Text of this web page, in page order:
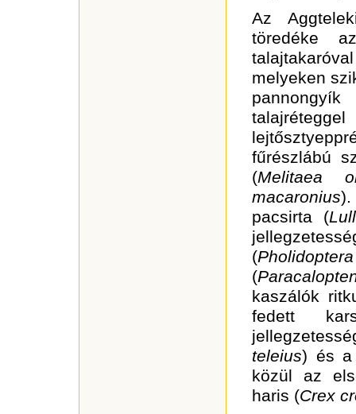
Az
töredéke
melyeken
fűrészlábú
(Melitaea
macaronius).
pacsirta (
(
(
kaszálók
fedett
teleius) és a
közül az
haris (Crex